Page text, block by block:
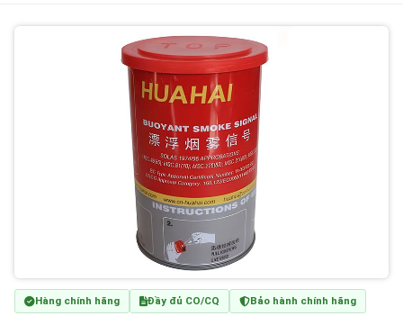
Hàng chính hãng Đầy đủ CO/CQ Bảo hành chính hãng